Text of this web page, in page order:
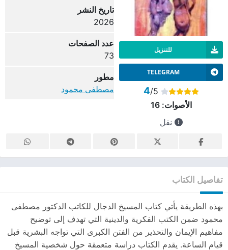
للتنزيل
TELEGRAM
4/5
الأصوات:16
نقل
تاريخ النشر
2026
عدد الصفحات
73
مطور
مصطفى محمود
تفاصيل الكتاب
بهذه الطريقة يأتي كتاب المسيخ الدجال للكاتب الدكتور مصطفى
محمود ضمن الكتب الفكرية والدينية التي تهدف إلى توضيح
مفاهيم الإيمان والتحذير من الفتن الكبرى التي تواجه البشرية قبل
قيام الساعة. يقدم الكتاب دراسة متعمقة حول شخصية المسيخ